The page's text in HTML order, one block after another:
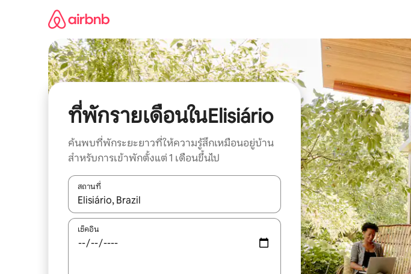
ที่พักรายเดือนในElisiário
ค้นพบที่พักระยะยาวที่ให้ความรู้สึกเหมือนอยู่บ้าน
สำหรับการเข้าพักตั้งแต่ 1 เดือนขึ้นไป
สถานที่
ใช้ลูกศรขึ้นลง หรือใช้การสัมผัสหรือปัด เพื่อสำรวจผลการค้นหา
เช็คอิน